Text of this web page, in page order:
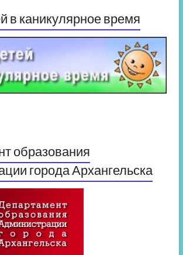
в каникулярное время
образования
города Архангельска